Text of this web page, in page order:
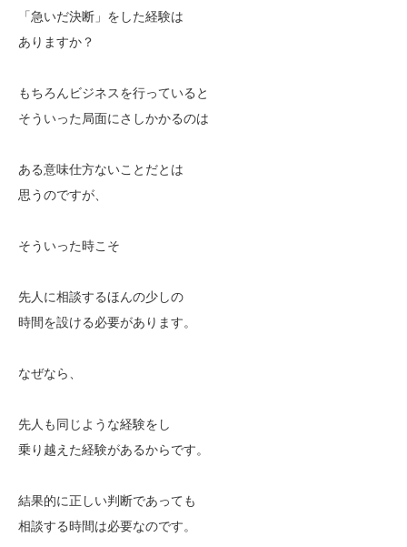
「急いだ決断」をした経験は
ありますか？
もちろんビジネスを行っていると
そういった局面にさしかかるのは
ある意味仕方ないことだとは
思うのですが、
そういった時こそ
先人に相談するほんの少しの
時間を設ける必要があります。
なぜなら、
先人も同じような経験をし
乗り越えた経験があるからです。
結果的に正しい判断であっても
相談する時間は必要なのです。